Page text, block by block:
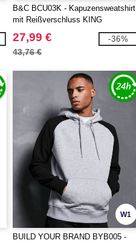
B&C BCU03K - Kapuzensweatshirt
mit Reißverschluss KING
27,99 €
43,76 €
-36%
W1
BUILD YOUR BRAND BYB005 -